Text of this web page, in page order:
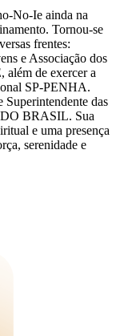
No-Ie ainda na
Tornou-se
frentes:
e Associação dos
de exercer a
SP-PENHA.
Superintendente das
BRASIL. Sua
e uma presença
serenidade e